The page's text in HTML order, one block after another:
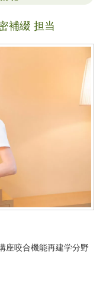
補綴 担当
座咬合機能再建学分野